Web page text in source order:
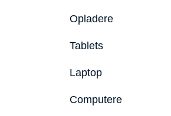
Opladere
Tablets
Laptop
Computere